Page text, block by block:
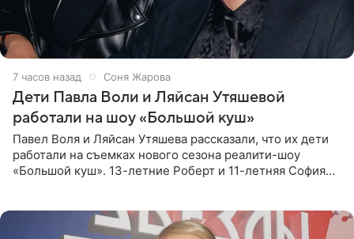
7 часов назад Соня Жарова
Дети Павла Воли и Ляйсан Утяшевой
работали на шоу «Большой куш»
Павел Воля и Ляйсан Утяшева рассказали, что их дети
работали на съемках нового сезона реалити-шоу
«Большой куш». 13-летние Роберт и 11-летняя София